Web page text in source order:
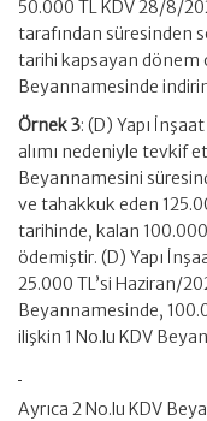
50.000 TL KDV 28/8/
tarafından süresinden
tarihi kapsayan dönem
Beyannamesinde
Örnek 3: (D) Yapı
alımı nedeniyle tevkif
Beyannamesini
ve tahakkuk eden
tarihinde, kalan
ödemiştir. (D) Yapı
25.000 TL’si Haziran/
Beyannamesinde,
ilişkin 1 No.lu KDV
Ayrıca 2 No.lu KDV